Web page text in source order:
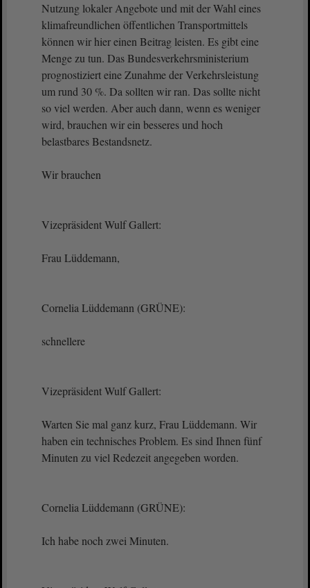
Nutzung lokaler Angebote und mit der Wahl eines
klimafreundlichen öffentlichen Transportmittels
können wir hier einen Beitrag leisten. Es gibt eine
Menge zu tun. Das Bundesverkehrsministerium
prognostiziert eine Zunahme der Verkehrsleistung
um rund 30 %. Da sollten wir ran. Das sollte nicht
so viel werden. Aber auch dann, wenn es weniger
wird, brauchen wir ein besseres und hoch
belastbares Bestandsnetz.
Wir brauchen
Vizepräsident Wulf Gallert:
Frau Lüddemann,
Cornelia Lüddemann (GRÜNE):
schnellere
Vizepräsident Wulf Gallert:
Warten Sie mal ganz kurz, Frau Lüddemann. Wir
haben ein technisches Problem. Es sind Ihnen fünf
Minuten zu viel Redezeit angegeben worden.
Cornelia Lüddemann (GRÜNE):
Ich habe noch zwei Minuten.